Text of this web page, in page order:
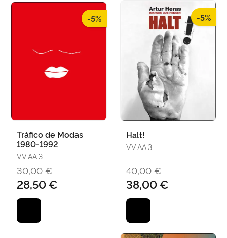
-5%
Tráfico de Modas
1980-1992
VV.AA.3
30,00 €
28,50 €
-5%
Halt!
VV.AA.3
40,00 €
38,00 €